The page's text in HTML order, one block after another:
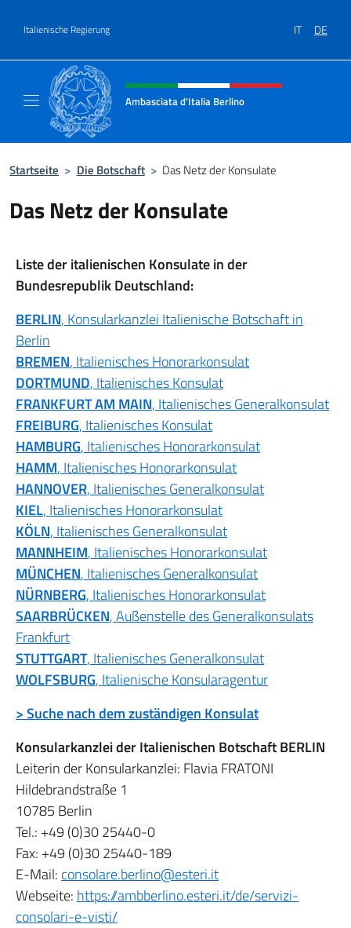
Italienische Regierung IT DE
Header-Site, Social und Menü
Ambasciata d'Italia Berlino
Startseite > Die Botschaft > Das Netz der Konsulate
Das Netz der Konsulate
Liste der italienischen Konsulate in der
Bundesrepublik Deutschland:
BERLIN, Konsularkanzlei Italienische Botschaft in
Berlin
BREMEN, Italienisches Honorarkonsulat
DORTMUND, Italienisches Konsulat
FRANKFURT AM MAIN, Italienisches Generalkonsulat
FREIBURG, Italienisches Konsulat
HAMBURG, Italienisches Honorarkonsulat
HAMM, Italienisches Honorarkonsulat
HANNOVER, Italienisches Generalkonsulat
KIEL, Italienisches Honorarkonsulat
KÖLN, Italienisches Generalkonsulat
MANNHEIM, Italienisches Honorarkonsulat
MÜNCHEN, Italienisches Generalkonsulat
NÜRNBERG, Italienisches Honorarkonsulat
SAARBRÜCKEN, Außenstelle des Generalkonsulats
Frankfurt
STUTTGART, Italienisches Generalkonsulat
WOLFSBURG, Italienische Konsularagentur
> Suche nach dem zuständigen Konsulat
Konsularkanzlei der Italienischen Botschaft BERLIN
Leiterin der Konsularkanzlei: Flavia FRATONI
Hildebrandstraße 1
10785 Berlin
Tel.: +49 (0)30 25440-0
Fax: +49 (0)30 25440-189
E-Mail: consolare.berlino@esteri.it
Webseite: https://ambberlino.esteri.it/de/servizi-
consolari-e-visti/